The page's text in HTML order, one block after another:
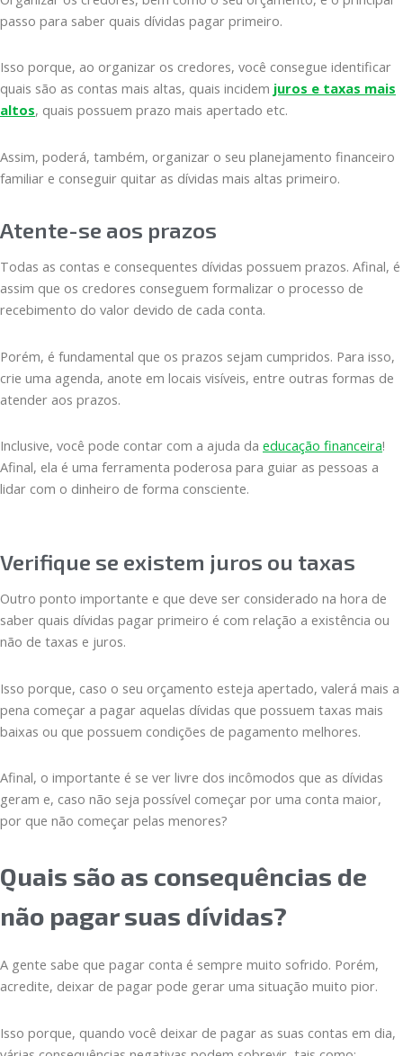
passo para saber quais dívidas pagar primeiro.
Isso porque, ao organizar os credores, você consegue identificar
quais são as contas mais altas, quais incidem juros e taxas mais
altos, quais possuem prazo mais apertado etc.
Assim, poderá, também, organizar o seu planejamento financeiro
familiar e conseguir quitar as dívidas mais altas primeiro.
Atente-se aos prazos
Todas as contas e consequentes dívidas possuem prazos. Afinal, é
assim que os credores conseguem formalizar o processo de
recebimento do valor devido de cada conta.
Porém, é fundamental que os prazos sejam cumpridos. Para isso,
crie uma agenda, anote em locais visíveis, entre outras formas de
atender aos prazos.
Inclusive, você pode contar com a ajuda da educação financeira!
Afinal, ela é uma ferramenta poderosa para guiar as pessoas a
lidar com o dinheiro de forma consciente.
Verifique se existem juros ou taxas
Outro ponto importante e que deve ser considerado na hora de
saber quais dívidas pagar primeiro é com relação a existência ou
não de taxas e juros.
Isso porque, caso o seu orçamento esteja apertado, valerá mais a
pena começar a pagar aquelas dívidas que possuem taxas mais
baixas ou que possuem condições de pagamento melhores.
Afinal, o importante é se ver livre dos incômodos que as dívidas
geram e, caso não seja possível começar por uma conta maior,
por que não começar pelas menores?
Quais são as consequências de
não pagar suas dívidas?
A gente sabe que pagar conta é sempre muito sofrido. Porém,
acredite, deixar de pagar pode gerar uma situação muito pior.
Isso porque, quando você deixar de pagar as suas contas em dia,